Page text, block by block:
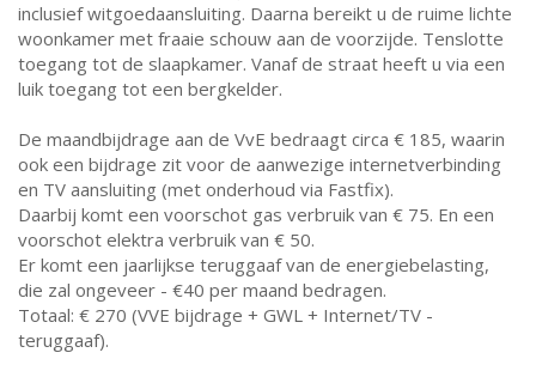
inclusief witgoedaansluiting. Daarna bereikt u de ruime lichte
woonkamer met fraaie schouw aan de voorzijde. Tenslotte
toegang tot de slaapkamer. Vanaf de straat heeft u via een
luik toegang tot een bergkelder.
De maandbijdrage aan de VvE bedraagt circa € 185, waarin
ook een bijdrage zit voor de aanwezige internetverbinding
en TV aansluiting (met onderhoud via Fastfix).
Daarbij komt een voorschot gas verbruik van € 75. En een
voorschot elektra verbruik van € 50.
Er komt een jaarlijkse teruggaaf van de energiebelasting,
die zal ongeveer - €40 per maand bedragen.
Totaal: € 270 (VVE bijdrage + GWL + Internet/TV -
teruggaaf).